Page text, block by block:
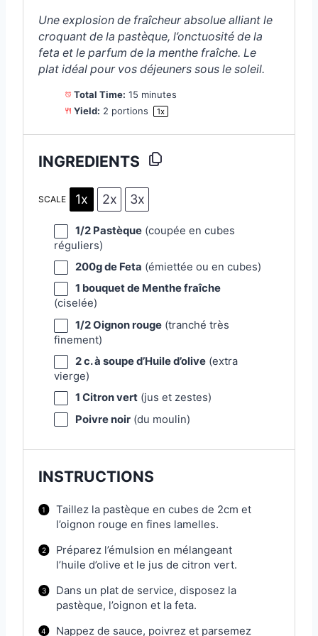
s
s
s
Une explosion de fraîcheur absolue alliant le
croquant de la pastèque, l’onctuosité de la
feta et le parfum de la menthe fraîche. Le
plat idéal pour vos déjeuners sous le soleil.
Total Time: 15 minutes
Yield: 2 portions 1x
INGREDIENTS
SCALE 1x 2x 3x
1/2Pastèque(coupée en cubes
réguliers)
200gde Feta (émiettée ou en cubes)
1 bouquet de Menthe fraîche
(ciselée)
1/2Oignon rouge(tranché très
finement)
2c. à soupe d’Huile d’olive(extra
vierge)
1 Citron vert(jus et zestes)
Poivre noir(du moulin)
INSTRUCTIONS
Taillez la pastèque en cubes de 2cm et
l’oignon rouge en fines lamelles.
Préparez l’émulsion en mélangeant
l’huile d’olive et le jus de citron vert.
Dans un plat de service, disposez la
pastèque, l’oignon et la feta.
Nappez de sauce, poivrez et parsemez